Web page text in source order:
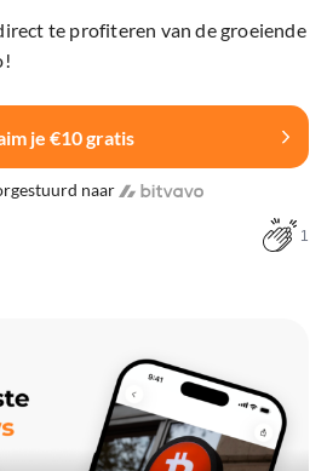
te profiteren van de groeiende
je €10 gratis
naar
1